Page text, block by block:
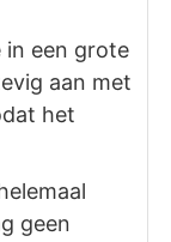
in een grote
aan met
het
geen